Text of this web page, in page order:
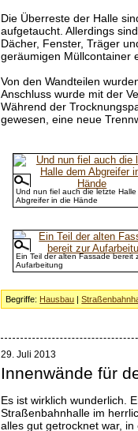
Die Überreste der Halle
aufgetaucht. Allerdings
Dächer, Fenster, Träger
geräumigen Müllcontainer
Von den Wandteilen
Anschluss wurde mit der
Während der
gewesen, eine neue
Und nun fiel auch die letzte Halle
Abgreifer in die Hände
Ein Teil der alten Fassade bereit
Aufarbeitung
Begriffe: Hausbau |
29. Juli 2013
Innenwände für
Es ist wirklich wunderlich.
Straßenbahnhalle im
alles gut getrocknet war,